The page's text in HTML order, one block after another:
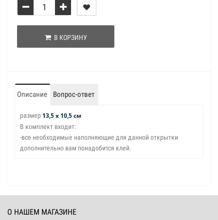
В КОРЗИНУ
Описание Вопрос-ответ
размер 13,5 х 10,5 см
В комплект входит:
-все необходимые наполняющие для данной открытки
дополнительно вам понадобится клей.
О НАШЕМ МАГАЗИНЕ